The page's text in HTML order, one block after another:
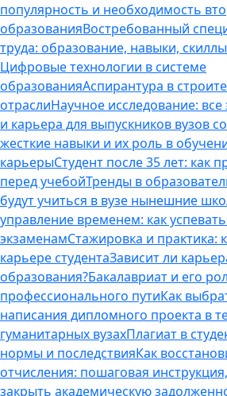
популярность и необходимость
образованияВостребованный
труда: образование, навыки,
Цифровые технологии в системе
образованияАспирантура в
отраслиНаучное исследование: все
и карьера для выпускников вузов
жесткие навыки и их роль в
карьерыСтудент после 35 лет: как
перед учебойТренды в
будут учиться в вузе нынешние
управление временем: как
экзаменамСтажировка и практика:
карьере студентаЗависит ли
образования?Бакалавриат и его
профессионального путиКак
написания дипломного проекта в
гуманитарных вузахПлагиат в
нормы и последствияКак
отчисления: пошаговая
закрыть академическую